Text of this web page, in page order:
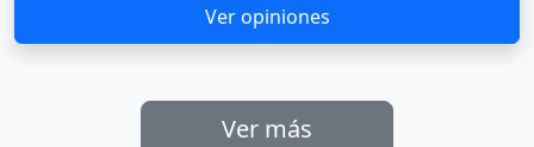
Ver opiniones
Ver más